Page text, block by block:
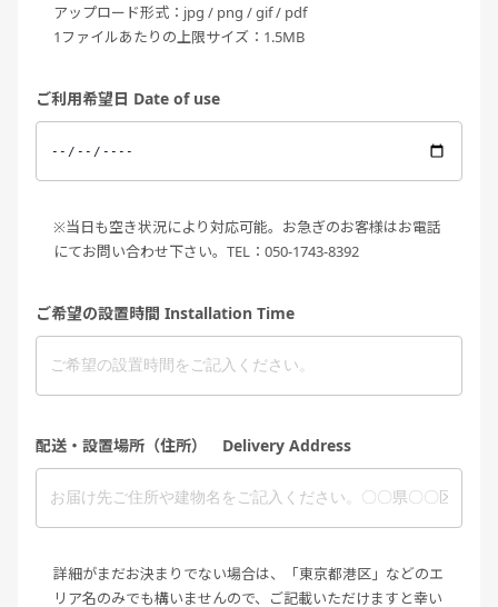
アップロード形式：jpg / png / gif / pdf
1ファイルあたりの上限サイズ：1.5MB
ご利用希望日 Date of use
※当日も空き状況により対応可能。お急ぎのお客様はお電話
にてお問い合わせ下さい。TEL：050-1743-8392
ご希望の設置時間 Installation Time
配送・設置場所（住所） Delivery Address
詳細がまだお決まりでない場合は、「東京都港区」などのエ
リア名のみでも構いませんので、ご記載いただけますと幸い